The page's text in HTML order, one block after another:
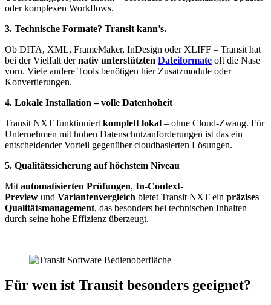
oder komplexen Workflows.
3. Technische Formate? Transit kann’s.
Ob DITA, XML, FrameMaker, InDesign oder XLIFF – Transit hat
bei der Vielfalt dernativ unterstützten Dateiformate oft die Nase
vorn. Viele andere Tools benötigen hier Zusatzmodule oder
Konvertierungen.
4. Lokale Installation – volle Datenhoheit
Transit NXT funktioniert komplett lokal – ohne Cloud-Zwang. Für
Unternehmen mit hohen Datenschutzanforderungen ist das ein
entscheidender Vorteil gegenüber cloudbasierten Lösungen.
5. Qualitätssicherung auf höchstem Niveau
Mit automatisierten Prüfungen, In-Context-
Preview und Variantenvergleich bietet Transit NXT ein präzises
Qualitätsmanagement, das besonders bei technischen Inhalten
durch seine hohe Effizienz überzeugt.
Für wen ist Transit besonders geeignet?